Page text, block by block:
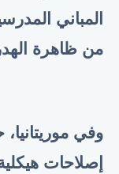
المباني
من ظاهرة
وفي
إصلاحات